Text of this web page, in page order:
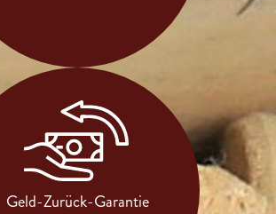
Geld-Zurück-Garantie